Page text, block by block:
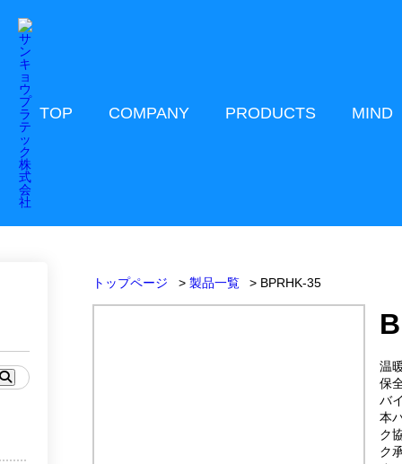
TOP COMPANY PRODUCTS MIND
トップページ 製品一覧 BPRHK-35
温
保
バ
本
ク
ク